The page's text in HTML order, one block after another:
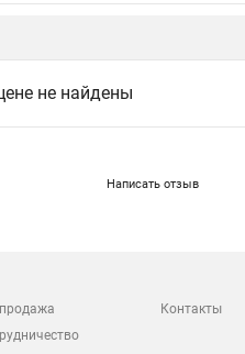
не найдены
Написать отзыв
Контакты